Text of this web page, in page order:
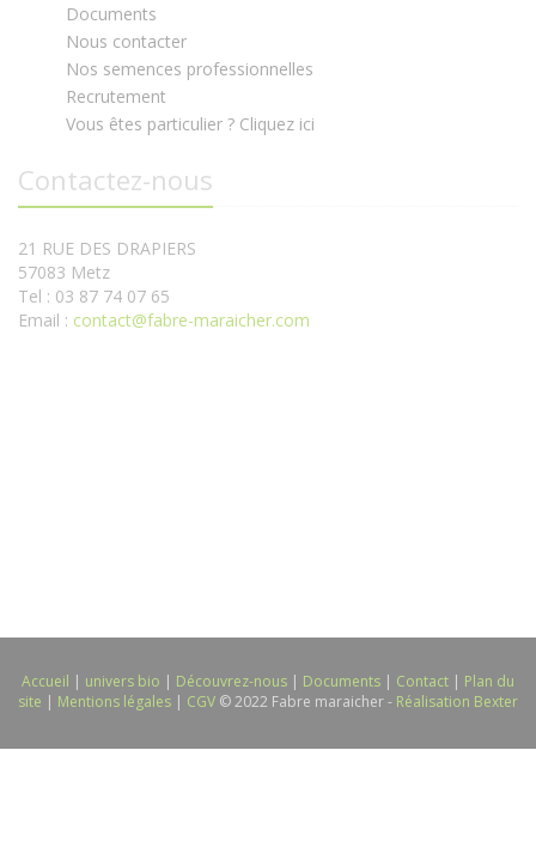
Documents
Nous contacter
Nos semences professionnelles
Recrutement
Vous êtes particulier ? Cliquez ici
Contactez-nous
21 RUE DES DRAPIERS
57083 Metz
Tel : 03 87 74 07 65
Email : contact@fabre-maraicher.com
Accueil | univers bio | Découvrez-nous | Documents | Contact | Plan du
site | Mentions légales | CGV © 2022 Fabre maraicher - Réalisation Bexter